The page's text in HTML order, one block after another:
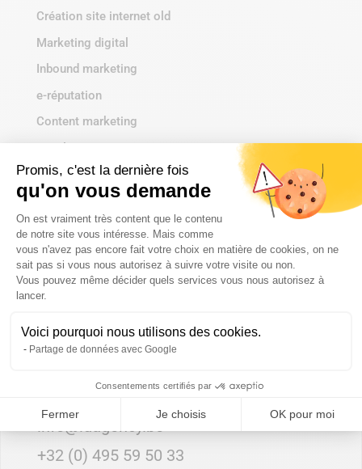
Promis, c'est la dernière fois
qu'on vous demande
Plateforme de Gestion du
On est vraiment très content que le contenu
de notre site vous intéresse. Mais comme
vous n'avez pas encore fait votre choix en matière de cookies, on ne
sait pas si vous nous autorisez à suivre votre visite ou non.
Vous pouvez même décider quels services vous nous autorisez à
lancer.
Voici pourquoi nous utilisons des cookies.
Partage de données avec Google
Consentements certifiés par
Fermer Je choisis OK pour moi
Axeptio consent
Création site internet old
Marketing digital
Inbound marketing
e-réputation
Content marketing
Emailing
Google Ads
Social media marketing
Solutions informatiques
info@idagency.be
+32 (0) 495 59 50 33